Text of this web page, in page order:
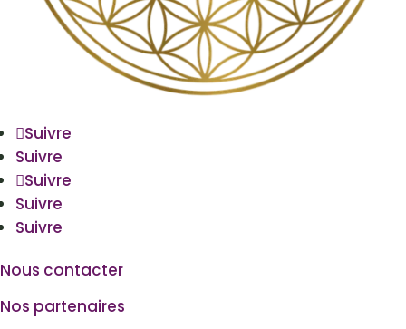
Suivre
Suivre
Suivre
Suivre
Suivre
Nous contacter
Nos partenaires